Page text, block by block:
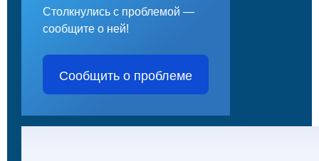
Столкнулись с проблемой —
сообщите о ней!
Сообщить о проблеме